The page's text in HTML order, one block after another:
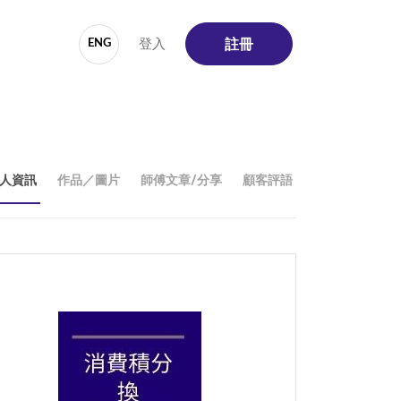
ENG 登入 註冊
資訊 作品／圖片 師傅文章/分享 顧客評語